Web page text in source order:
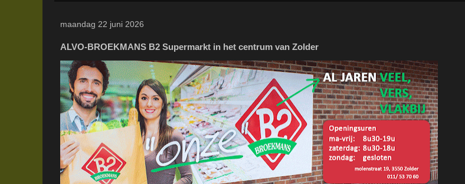
maandag 22 juni 2026
ALVO-BROEKMANS B2 Supermarkt in het centrum van Zolder